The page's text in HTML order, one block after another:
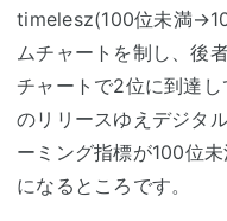
timelesz(100位未満
ムチャートを制し、後
チャートで2位に到達
のリリースゆえデジタ
ーミング指標が100位
になるところです。